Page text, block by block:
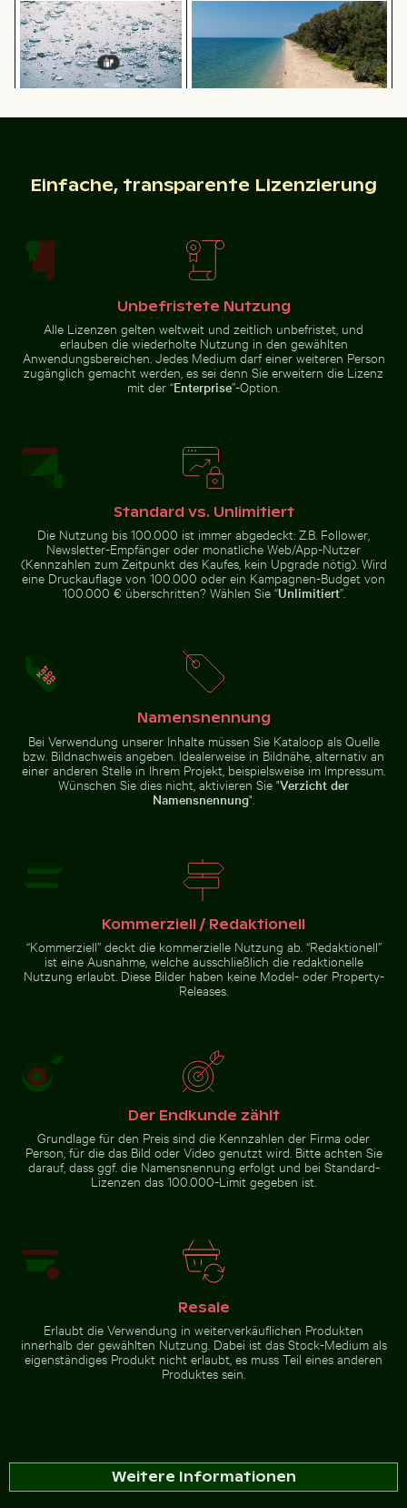
Straßenplatz in La Boca
Kameraobjektiv
mit Reflexionen
auf
Glasoberfläche
Leuchtend
Rosa
Oleanderblüten
in Natürlicher
Umgebung
Sonnenuntergang am Grzybowo Bałtycka, Ruhige
Sonnenuntergang am Grzybowo Bałtycka,
Ruhige Küstenlandschaft
mit Silhouette
Blick auf Joshua-Bäume in Wüstenlandschaft
Blick auf Joshua-Bäume in
Palme Silhouette gegen
Modernes Wohngebäude mit Balkonen
Modernes
Wohngebäude mit
Balkonen
Elegante Weinflasche mit leerem
Elegante Weinflasche mit leerem Etikett und
schwarzem Deckel
Feierlicher Schokoladenkuchen mit Wunderkerze
mit Wunderkerze
Zur Stock-Kollektion
Einfache, transparente Lizenzierung
Unbefristete Nutzung
Alle Lizenzen gelten weltweit und zeitlich unbefristet, und
erlauben die wiederholte Nutzung in den gewählten
Anwendungsbereichen. Jedes Medium darf einer weiteren Person
zugänglich gemacht werden, es sei denn Sie erweitern die Lizenz
mit der “Enterprise”-Option.
Standard vs. Unlimitiert
Die Nutzung bis 100.000 ist immer abgedeckt: Z.B. Follower,
Newsletter-Empfänger oder monatliche Web/App-Nutzer
(Kennzahlen zum Zeitpunkt des Kaufes, kein Upgrade nötig). Wird
eine Druckauflage von 100.000 oder ein Kampagnen-Budget von
100.000 € überschritten? Wählen Sie “Unlimitiert”.
Namensnennung
Bei Verwendung unserer Inhalte müssen Sie Kataloop als Quelle
bzw. Bildnachweis angeben. Idealerweise in Bildnähe, alternativ an
einer anderen Stelle in Ihrem Projekt, beispielsweise im Impressum.
Wünschen Sie dies nicht, aktivieren Sie "Verzicht der
Namensnennung".
Kommerziell / Redaktionell
“Kommerziell” deckt die kommerzielle Nutzung ab. “Redaktionell”
ist eine Ausnahme, welche ausschließlich die redaktionelle
Nutzung erlaubt. Diese Bilder haben keine Model- oder Property-
Releases.
Der Endkunde zählt
Grundlage für den Preis sind die Kennzahlen der Firma oder
Person, für die das Bild oder Video genutzt wird. Bitte achten Sie
darauf, dass ggf. die Namensnennung erfolgt und bei Standard-
Lizenzen das 100.000-Limit gegeben ist.
Resale
Erlaubt die Verwendung in weiterverkäuflichen Produkten
innerhalb der gewählten Nutzung. Dabei ist das Stock-Medium als
eigenständiges Produkt nicht erlaubt, es muss Teil eines anderen
Produktes sein.
Weitere Informationen